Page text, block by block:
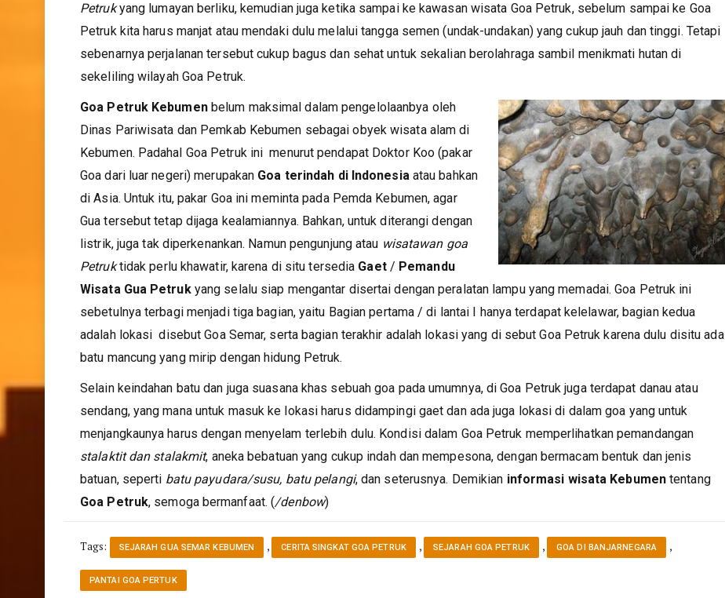
Petrukyang lumayan berliku, kemudian juga ketika sampai ke kawasan wisata Goa Petruk, sebelum sampai ke Goa
Petruk kita harus manjat atau mendaki dulu melalui tangga semen (undak-undakan) yang cukup jauh dan tinggi. Tetapi
sebenarnya perjalanan tersebut cukup bagus dan sehat untuk sekalian berolahraga sambil menikmati hutan di
sekeliling wilayah Goa Petruk.
Goa Petruk Kebumenbelum maksimal dalam pengelolaanbya oleh
Dinas Pariwisata dan Pemkab Kebumen sebagai obyek wisata alam di
Kebumen. Padahal Goa Petruk ini menurut pendapat Doktor Koo (pakar
Goa dari luar negeri) merupakan Goa terindah di Indonesiaatau bahkan
di Asia. Untuk itu, pakar Goa ini meminta pada Pemda Kebumen, agar
Gua tersebut tetap dijaga kealamiannya. Bahkan, untuk diterangi dengan
listrik, juga tak diperkenankan. Namun pengunjung atau wisatawan goa
Petruktidak perlu khawatir, karena di situ tersedia Gaet/ Pemandu
Wisata Gua Petrukyang selalu siap mengantar disertai dengan peralatan lampu yang memadai. Goa Petruk ini
sebetulnya terbagi menjadi tiga bagian, yaitu Bagian pertama / di lantai I hanya terdapat kelelawar, bagian kedua
adalah lokasi disebut Goa Semar, serta bagian terakhir adalah lokasi yang di sebut Goa Petruk karena dulu disitu ada
batu mancung yang mirip dengan hidung Petruk.
Selain keindahan batu dan juga suasana khas sebuah goa pada umumnya, di Goa Petruk juga terdapat danau atau
sendang, yang mana untuk masuk ke lokasi harus didampingi gaet dan ada juga lokasi di dalam goa yang untuk
menjangkaunya harus dengan menyelam terlebih dulu. Kondisi dalam Goa Petruk memperlihatkan pemandangan
stalaktit dan stalakmit, aneka bebatuan yang cukup indah dan mempesona, dengan bermacam bentuk dan jenis
batuan, seperti batu payudara/susu, batu pelangi, dan seterusnya. Demikian informasi wisata Kebumententang
Goa Petruk, semoga bermanfaat. (/denbow)
Tags: SEJARAH GUA SEMAR KEBUMEN , CERITA SINGKAT GOA PETRUK , SEJARAH GOA PETRUK , GOA DI BANJARNEGARA ,
PANTAI GOA PERTUK